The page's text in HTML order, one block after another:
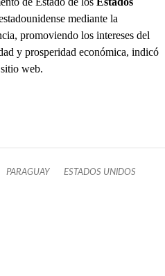
mediante la
promoviendo los intereses del
y prosperidad económica, indicó
web.
PARAGUAY ESTADOS UNIDOS